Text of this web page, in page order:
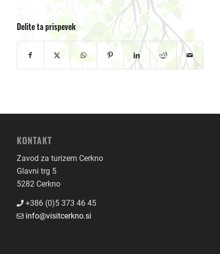
Delite ta prispevek
KONTAKT
Zavod za turizem Cerkno
Glavni trg 5
5282 Cerkno
+386 (0)5 373 46 45
info@visitcerkno.si